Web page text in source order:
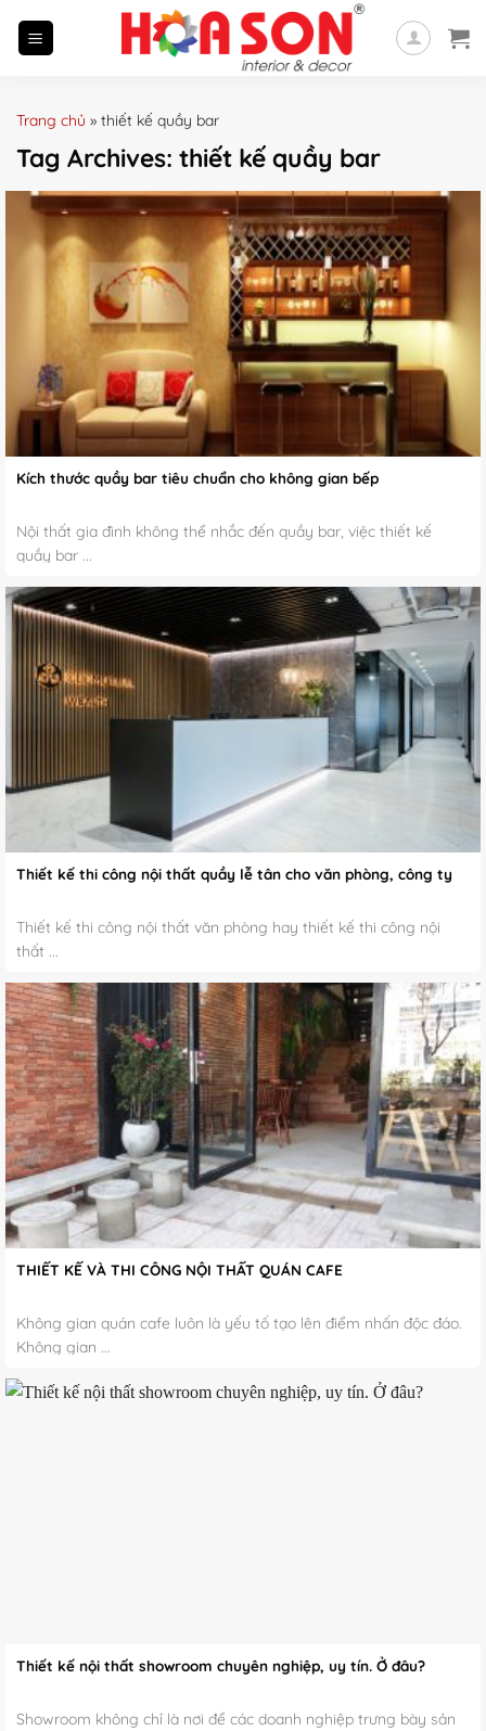
Trang chủ » thiết kế quầy bar
Tag Archives: thiết kế quầy bar
Kích thước quầy bar tiêu chuẩn cho không gian bếp
Nội thất gia đình không thể nhắc đến quầy bar, việc thiết kế
quầy bar ...
Thiết kế thi công nội thất quầy lễ tân cho văn phòng, công ty
Thiết kế thi công nội thất văn phòng hay thiết kế thi công nội
thất ...
THIẾT KẾ VÀ THI CÔNG NỘI THẤT QUÁN CAFE
Không gian quán cafe luôn là yếu tố tạo lên điểm nhấn độc đáo.
Không gian ...
Thiết kế nội thất showroom chuyên nghiệp, uy tín. Ở đâu?
Showroom không chỉ là nơi để các doanh nghiệp trưng bày sản